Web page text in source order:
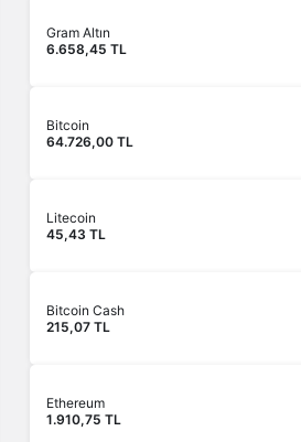
Gram Altın
6.658,45 TL
Bitcoin
64.726,00 TL
Litecoin
45,43 TL
Bitcoin Cash
215,07 TL
Ethereum
1.910,75 TL